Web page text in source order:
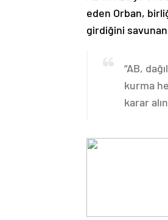
eden Orban,
girdiğini
“AB,
kurma
karar